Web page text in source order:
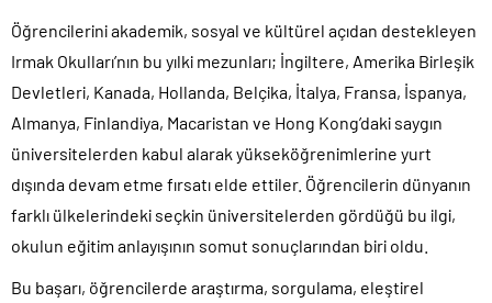
Öğrencilerini akademik, sosyal ve kültürel açıdan destekleyen
Irmak Okulları’nın bu yılki mezunları; İngiltere, Amerika Birleşik
Devletleri, Kanada, Hollanda, Belçika, İtalya, Fransa, İspanya,
Almanya, Finlandiya, Macaristan ve Hong Kong’daki saygın
üniversitelerden kabul alarak yükseköğrenimlerine yurt
dışında devam etme fırsatı elde ettiler. Öğrencilerin dünyanın
farklı ülkelerindeki seçkin üniversitelerden gördüğü bu ilgi,
okulun eğitim anlayışının somut sonuçlarından biri oldu.
Bu başarı, öğrencilerde araştırma, sorgulama, eleştirel